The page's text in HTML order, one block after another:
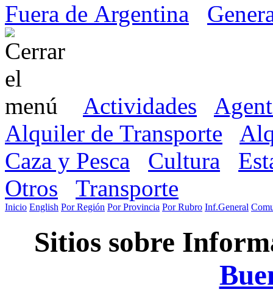
Fuera de Argentina
Actividades
Alquiler de Transporte
Caza y Pesca
Cultura
Otros
Transporte
Inicio English Por Región Por Provincia Por Rubro Inf.General
Sitios sobre